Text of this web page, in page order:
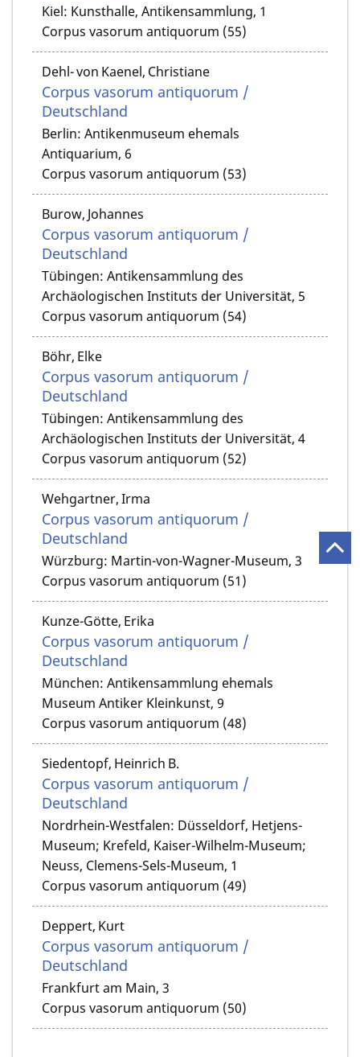
Kiel: Kunsthalle, Antikensammlung, 1
Corpus vasorum antiquorum (55)
Dehl- von Kaenel, Christiane
Corpus vasorum antiquorum /
Deutschland
Berlin: Antikenmuseum ehemals
Antiquarium, 6
Corpus vasorum antiquorum (53)
Burow, Johannes
Corpus vasorum antiquorum /
Deutschland
Tübingen: Antikensammlung des
Archäologischen Instituts der Universität, 5
Corpus vasorum antiquorum (54)
Böhr, Elke
Corpus vasorum antiquorum /
Deutschland
Tübingen: Antikensammlung des
Archäologischen Instituts der Universität, 4
Corpus vasorum antiquorum (52)
Wehgartner, Irma
Corpus vasorum antiquorum /
Deutschland
Würzburg: Martin-von-Wagner-Museum, 3
Corpus vasorum antiquorum (51)
Kunze-Götte, Erika
Corpus vasorum antiquorum /
Deutschland
München: Antikensammlung ehemals
Museum Antiker Kleinkunst, 9
Corpus vasorum antiquorum (48)
Siedentopf, Heinrich B.
Corpus vasorum antiquorum /
Deutschland
Nordrhein-Westfalen: Düsseldorf, Hetjens-
Museum; Krefeld, Kaiser-Wilhelm-Museum;
Neuss, Clemens-Sels-Museum, 1
Corpus vasorum antiquorum (49)
Deppert, Kurt
Corpus vasorum antiquorum /
Deutschland
Frankfurt am Main, 3
Corpus vasorum antiquorum (50)